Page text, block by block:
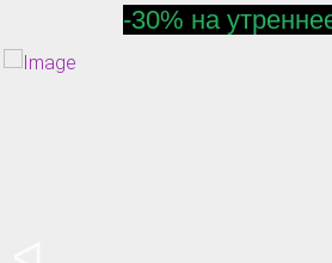
-30% на